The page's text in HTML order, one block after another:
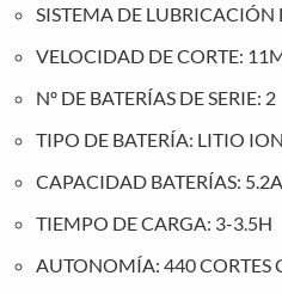
SISTEMA DE LUBRICACIÓN
VELOCIDAD DE CORTE:
Nº DE BATERÍAS DE SERIE: 2
TIPO DE BATERÍA: LITIO ION
CAPACIDAD BATERÍAS:
TIEMPO DE CARGA: 3-3.5H
AUTONOMÍA: 440 CORTES